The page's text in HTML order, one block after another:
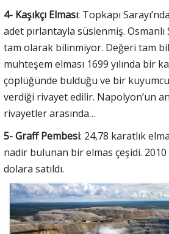
4- Kaşıkçı Elması: Topkapı
adet pırlantayla süslenmiş. Osmanlı
tam olarak bilinmiyor. Değeri tam
muhteşem elması 1699 yılında bir
çöplüğünde bulduğu ve bir
verdiği rivayet edilir. Napolyon’un
rivayetler arasında…
5- Graff Pembesi: 24,78 karatlık
nadir bulunan bir elmas çeşidi. 2010
dolara satıldı.